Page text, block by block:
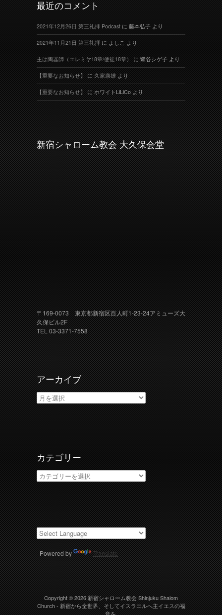
最近のコメント
2021年12月26日 第三礼拝 Podcastに藤本弘子より
2021年11月21日 第三礼拝によしこより
主は陶器師（エレミヤ18章/使徒18章）に鷺谷シゲ子より
【重要なお知らせ】に久家康雄より
【重要なお知らせ】にホワイトLiLiCoより
新宿シャローム教会 大久保会堂
〒169-0073 東京都新宿区百人町1-23-24アミューズ大
久保ビル2F
TEL 03-3371-7558
アーカイブ
ア
ー
カ
イ
ブ
カテゴリー
カ
テ
ゴ
リ
ー
Powered by Translate
Copyright © 2026新宿シャローム教会 Shinjuku Shalom
Church- 新宿から全世界、そしてイスラエルへ主イエスの福
音を.